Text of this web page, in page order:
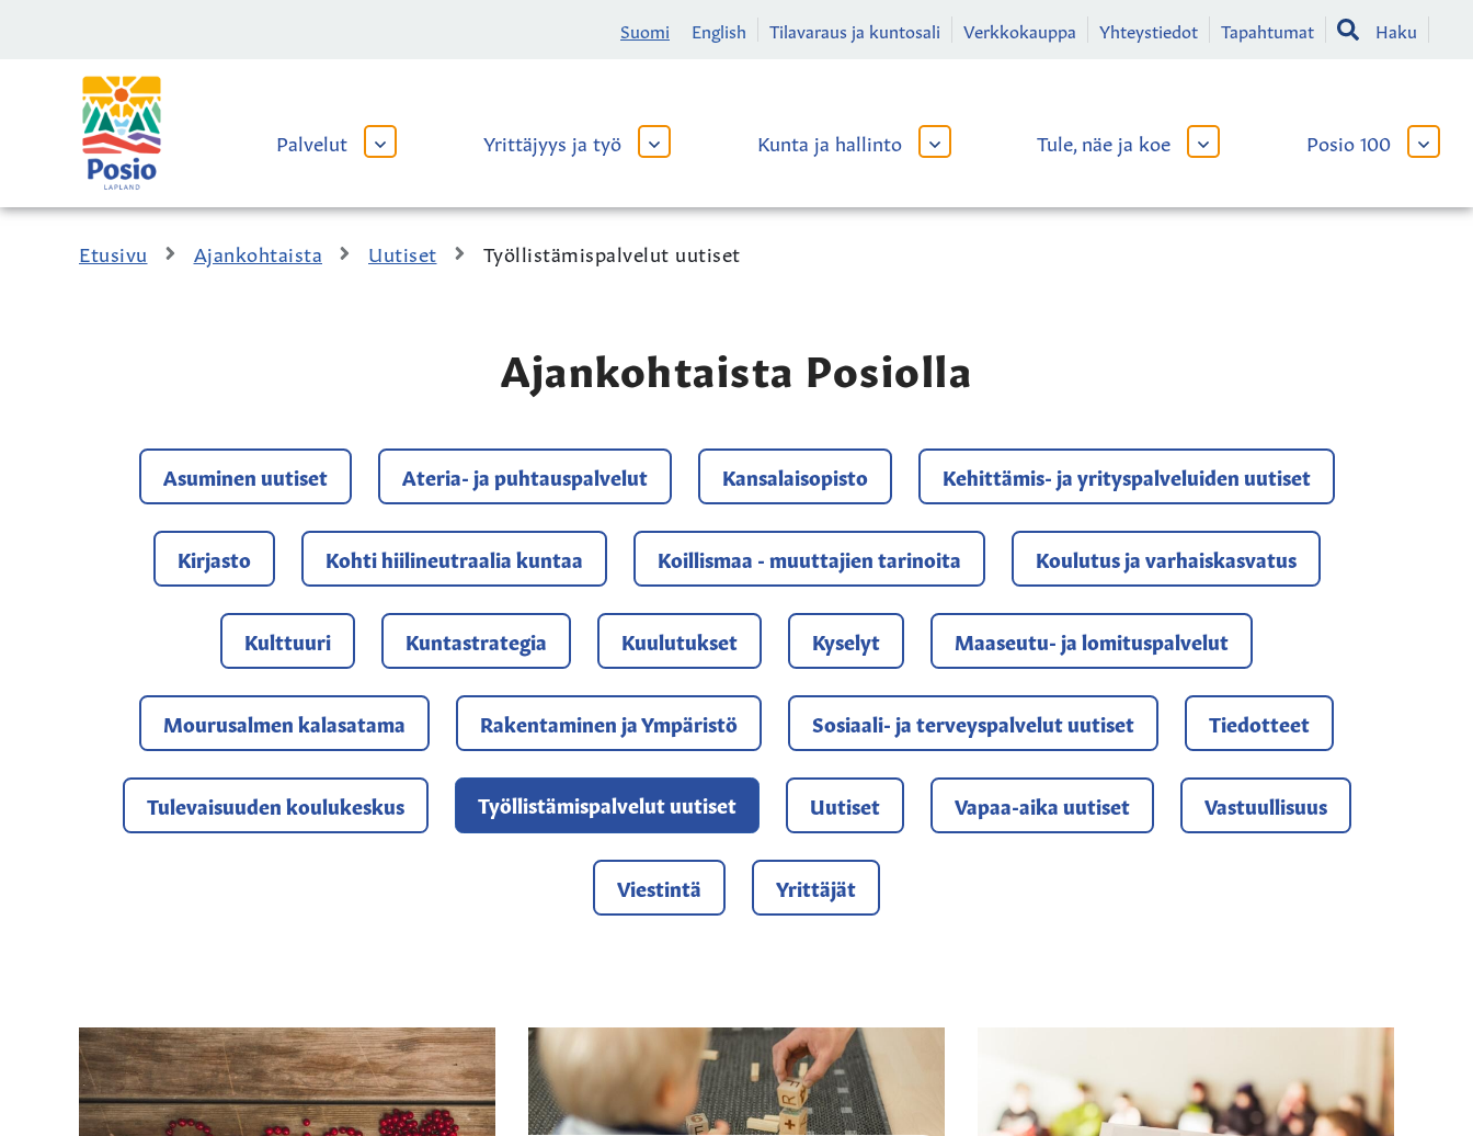
Suomi English Tilavaraus ja kuntosali Verkkokauppa Yhteystiedot Tapahtumat Haku
Kaupungin
logo
Palvelut
AVAA
ALAVALIKKO
Yrittäjyys ja työ
AVAA
ALAVALIKKO
Kunta ja hallinto
AVAA
ALAVALIKKO
Tule, näe ja koe
AVAA
ALAVALIKKO
Posio 100
AVAA
Etusivu Ajankohtaista Uutiset Työllistämispalvelut uutiset
Ajankohtaista Posiolla
Asuminen uutiset Ateria- ja puhtauspalvelut Kansalaisopisto Kehittämis- ja yrityspalveluiden uutiset
Kirjasto Kohti hiilineutraalia kuntaa Koillismaa - muuttajien tarinoita Koulutus ja varhaiskasvatus
Kulttuuri Kuntastrategia Kuulutukset Kyselyt Maaseutu- ja lomituspalvelut
Mourusalmen kalasatama Rakentaminen ja Ympäristö Sosiaali- ja terveyspalvelut uutiset Tiedotteet
Tulevaisuuden koulukeskus Työllistämispalvelut uutiset Uutiset Vapaa-aika uutiset Vastuullisuus
Viestintä Yrittäjät